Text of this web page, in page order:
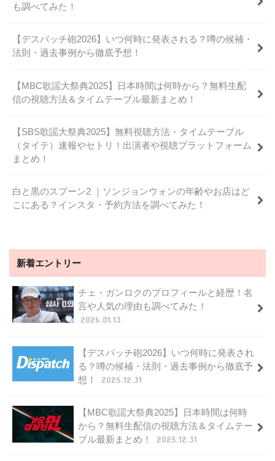
も調べてみた！
【デスパッチ砲2026】いつ何時に発表される？噂の候補・
法則・過去事例から徹底予想！
【MBC歌謡大祭典2025】日本時間は何時から？無料生配
信の視聴方法＆タイムテーブル最新まとめ！
【SBS歌謡大祭典2025】無料視聴方法・タイムテーブル
（タイテ）速報やセトリ！出演者や視聴プラットフォーム
まとめ！
白と黒のスプーン2 ｜ソンジョンウォンの年齢やお店はど
こにある？インスタ・予約方法を調べてみた！
新着エントリー
チェ・ガンロクのプロフィールと経歴！名
言や人気の理由も調べてみた！
2026.01.13
【デスパッチ砲2026】いつ何時に発表され
る？噂の候補・法則・過去事例から徹底予
想！
2025.12.31
【MBC歌謡大祭典2025】日本時間は何時
から？無料生配信の視聴方法＆タイムテー
ブル最新まとめ！
2025.12.31